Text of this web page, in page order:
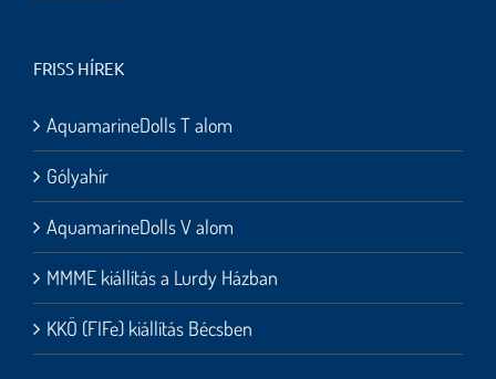
FRISS HÍREK
AquamarineDolls T alom
Gólyahír
AquamarineDolls V alom
MMME kiállítás a Lurdy Házban
KKÖ (FIFe) kiállítás Bécsben